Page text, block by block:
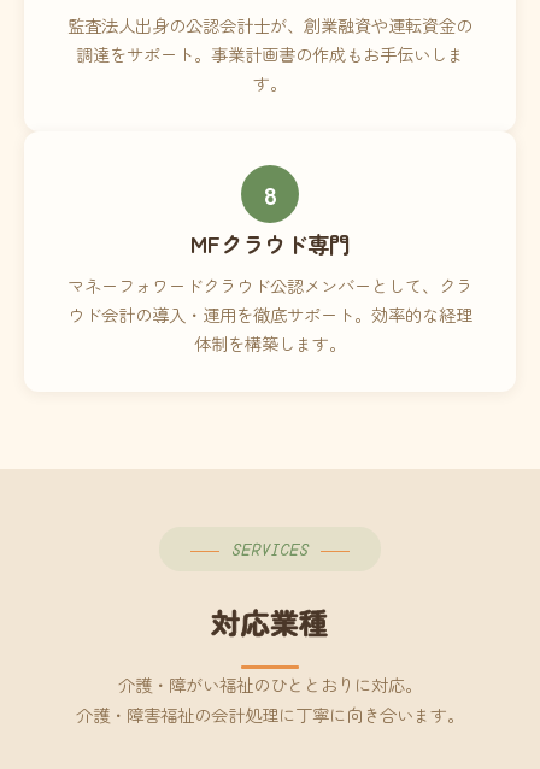
監査法人出身の公認会計士が、創業融資や運転資金の
調達をサポート。事業計画書の作成もお手伝いしま
す。
8
MFクラウド専門
マネーフォワードクラウド公認メンバーとして、クラ
ウド会計の導入・運用を徹底サポート。効率的な経理
体制を構築します。
SERVICES
対応業種
介護・障がい福祉のひととおりに対応。
介護・障害福祉の会計処理に丁寧に向き合います。